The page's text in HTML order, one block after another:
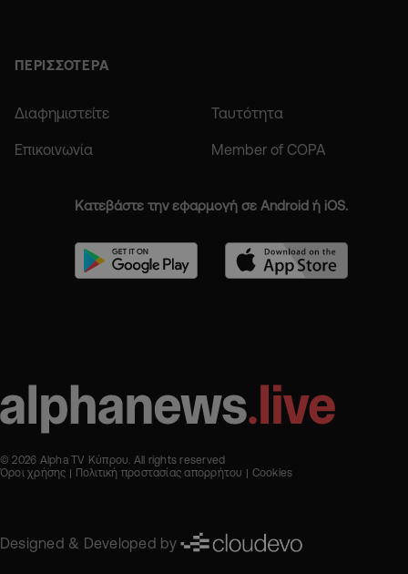
ΠΕΡΙΣΣΟΤΕΡΑ
Διαφημιστείτε Ταυτότητα
Επικοινωνία Member of COPA
Κατεβάστε την εφαρμογή σε Android ή iOS.
© 2026 Alpha TV Κύπρου. All rights reserved
Όροι χρήσης
Πολιτική προστασίας απορρήτου Cookies
Designed & Developed by